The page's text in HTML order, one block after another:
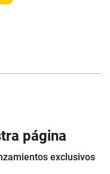
página
exclusivos